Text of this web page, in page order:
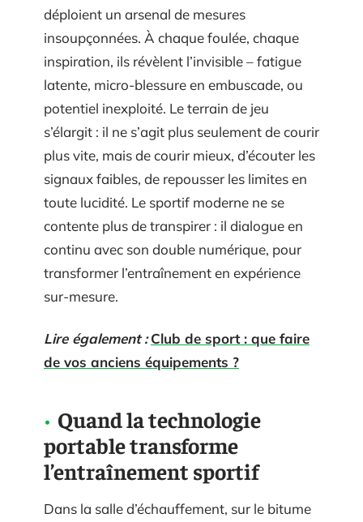
déploient un arsenal de mesures
insoupçonnées. À chaque foulée, chaque
inspiration, ils révèlent l’invisible – fatigue
latente, micro-blessure en embuscade, ou
potentiel inexploité. Le terrain de jeu
s’élargit : il ne s’agit plus seulement de courir
plus vite, mais de courir mieux, d’écouter les
signaux faibles, de repousser les limites en
toute lucidité. Le sportif moderne ne se
contente plus de transpirer : il dialogue en
continu avec son double numérique, pour
transformer l’entraînement en expérience
sur-mesure.
Lire également : Club de sport : que faire
de vos anciens équipements ?
Quand la technologie
portable transforme
l’entraînement sportif
Dans la salle d’échauffement, sur le bitume